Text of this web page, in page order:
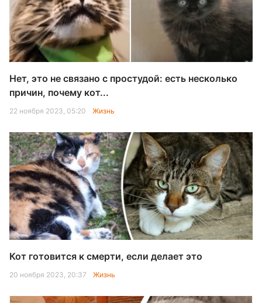
Нет, это не связано с простудой: есть несколько
причин, почему кот...
22 ноября 2023, 05:20 Жизнь
Кот готовится к смерти, если делает это
20 ноября 2023, 20:37 Жизнь